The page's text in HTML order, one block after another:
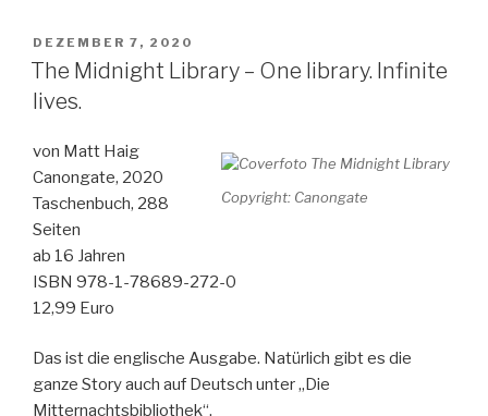
Die
Legende
der
Band
1
–
Eine
geheime
Akademie“
VERÖFFENTLICHT
AM
DEZEMBER 7, 2020
The Midnight Library – One library. Infinite
lives.
Copyright: Canongate
von Matt Haig
Canongate, 2020
Taschenbuch, 288
Seiten
ab 16 Jahren
ISBN 978-1-78689-272-0
12,99 Euro
Das ist die englische Ausgabe. Natürlich gibt es die
ganze Story auch auf Deutsch unter „Die
Mitternachtsbibliothek“.